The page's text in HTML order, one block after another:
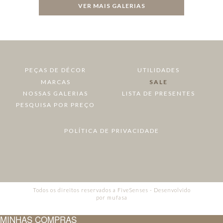
VER MAIS GALERIAS
PEÇAS DE DÉCOR
UTILIDADES
MARCAS
SALE
NOSSAS GALERIAS
LISTA DE PRESENTES
PESQUISA POR PREÇO
POLÍTICA DE PRIVACIDADE
Todos os direitos reservados a FiveSenses - Desenvolvido
por mufasa
MINHAS COMPRAS